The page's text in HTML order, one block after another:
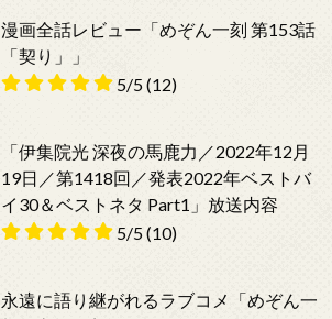
漫画全話レビュー「めぞん一刻 第153話
「契り」」
5/5(12)
「伊集院光 深夜の馬鹿力／2022年12月
19日／第1418回／発表2022年ベストバ
イ30＆ベストネタ Part1」放送内容
5/5(10)
永遠に語り継がれるラブコメ「めぞん一